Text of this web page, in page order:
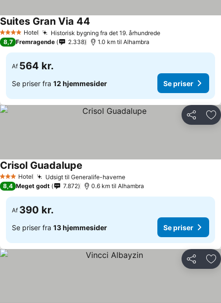
4 StjernerHotel Historisk bygning fra det 19. århundredeSe priser
Suites Gran Via 44
8,7 Fremragende 2.338 1.0 km til Alhambra
Af 564 kr.
Se priser fra 12 hjemmesider Se priser
Del
3 StjernerHotel Udsigt til Generalife-haverneSe priser
Crisol Guadalupe
8,4 Meget godt 7.872 0.6 km til Alhambra
Af 390 kr.
Se priser fra 13 hjemmesider Se priser
Del